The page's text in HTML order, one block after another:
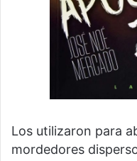
Los utilizaron para
mordedores